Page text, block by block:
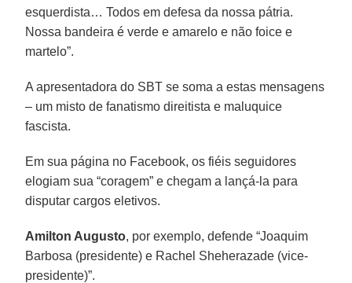
esquerdista… Todos em defesa da nossa pátria.
Nossa bandeira é verde e amarelo e não foice e
martelo”.
A apresentadora do SBT se soma a estas mensagens
– um misto de fanatismo direitista e maluquice
fascista.
Em sua página no Facebook, os fiéis seguidores
elogiam sua “coragem” e chegam a lançá-la para
disputar cargos eletivos.
Amilton Augusto, por exemplo, defende “Joaquim
Barbosa (presidente) e Rachel Sheherazade (vice-
presidente)”.